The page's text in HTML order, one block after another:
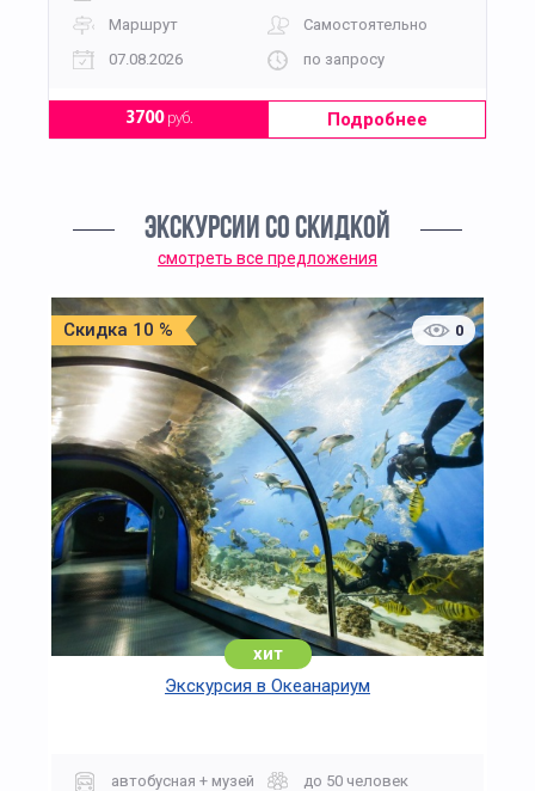
Маршрут
Самостоятельно
07.08.2026
по запросу
3700руб. Подробнее
ЭКСКУРСИИ СО СКИДКОЙ
смотреть все предложения
Скидка 10 % 0
хит
Экскурсия в Океанариум
автобусная + музей
до 50 человек